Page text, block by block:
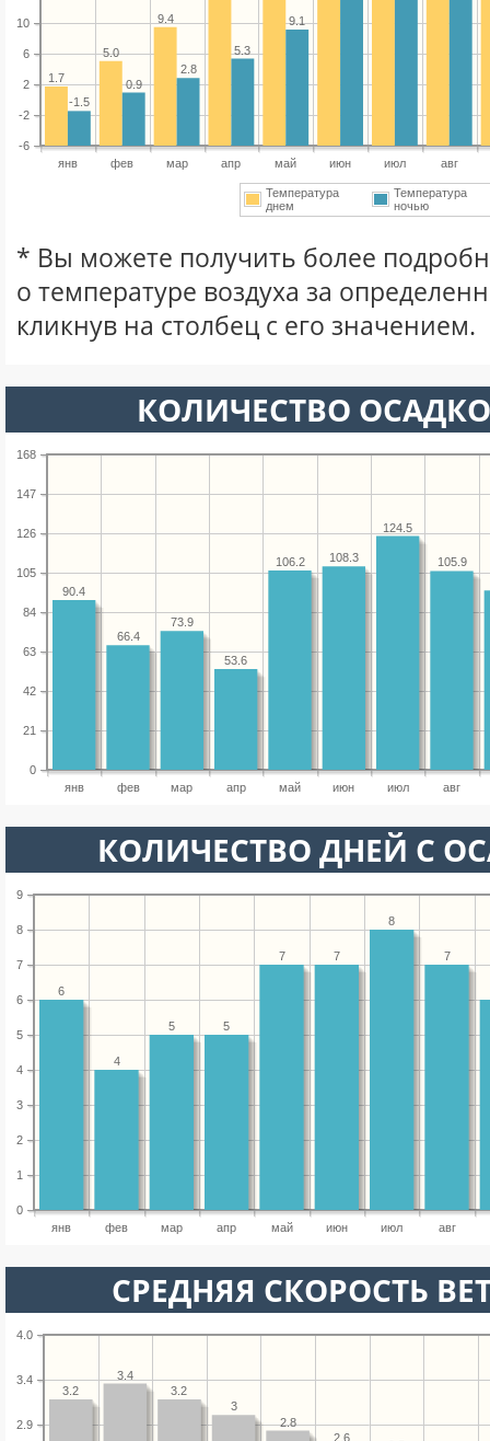
янв фев мар апр май июн июл авг
-6
-2
2
6
10 9.4
5.0
1.7
9.1
5.3
2.8
0.9
-1.5
Температура
днем
Температура
ночью
* Вы можете получить более
о температуре воздуха за
кликнув на столбец с его значением.
КОЛИЧЕСТВО
янв фев мар апр май июн июл авг
0
21
42
63
84
105
126
147
168
105.9
124.5
108.3
106.2
53.6
73.9
66.4
90.4
КОЛИЧЕСТВО ДНЕЙ С
янв фев мар апр май июн июл авг
0
1
2
3
4
5
6
7
8
9
7
8
7
7
5
5
4
6
СРЕДНЯЯ СКОРОСТЬ
2.9
3.4
4.0
2.6
2.8
3
3.2
3.4
3.2